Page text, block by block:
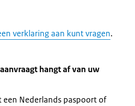
verklaring aan kunt vragen.
hangt af van uw
Nederlands paspoort of